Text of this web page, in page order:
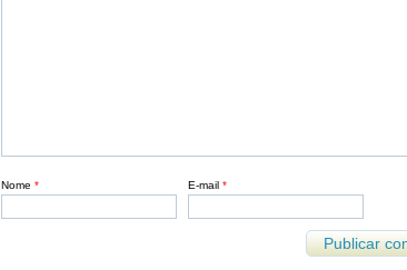
Nome * E-mail *